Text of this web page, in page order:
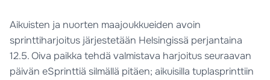
Aikuisten ja nuorten maajoukkueiden avoin
sprinttiharjoitus järjestetään Helsingissä perjantaina
12.5. Oiva paikka tehdä valmistava harjoitus seuraavan
päivän eSprinttiä silmällä pitäen; aikuisilla tuplasprinttiin